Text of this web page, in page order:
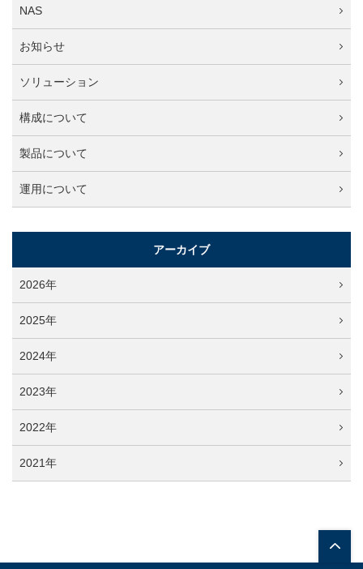
NAS
お知らせ
ソリューション
構成について
製品について
運用について
アーカイブ
2026年
2025年
2024年
2023年
2022年
2021年